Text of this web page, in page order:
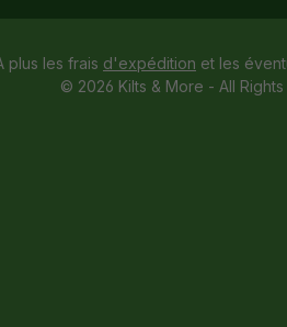
plus les frais d'expédition et les
© 2026 Kilts & More - All